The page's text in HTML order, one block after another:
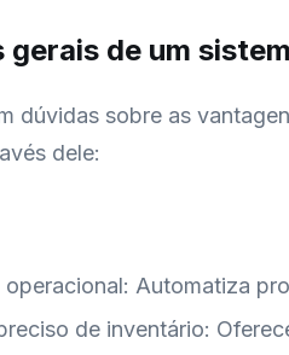
gerais de um
dúvidas sobre as
dele:
operacional: Automatiza
de inventário: